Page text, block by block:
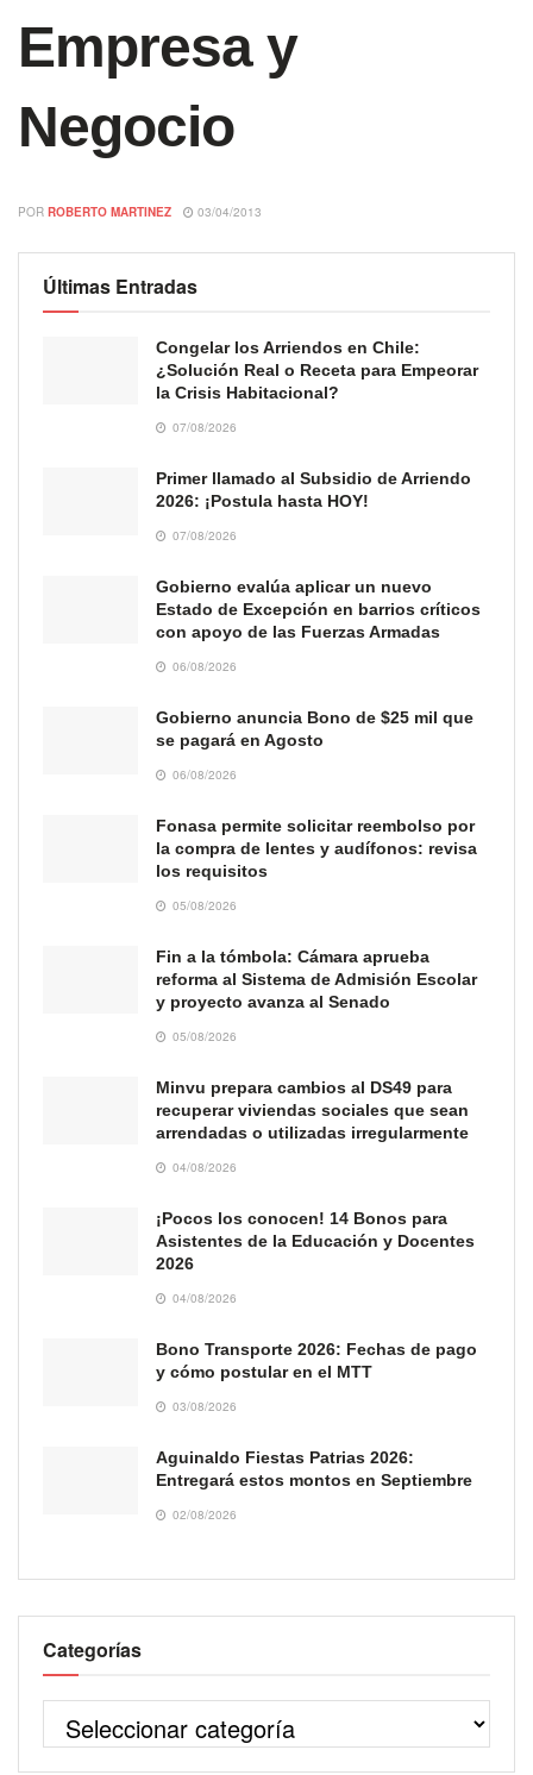
Empresa y
Negocio
POR ROBERTO MARTINEZ 03/04/2013
Últimas Entradas
Congelar los Arriendos en Chile:
¿Solución Real o Receta para Empeorar
la Crisis Habitacional?
07/08/2026
Primer llamado al Subsidio de Arriendo
2026: ¡Postula hasta HOY!
07/08/2026
Gobierno evalúa aplicar un nuevo
Estado de Excepción en barrios críticos
con apoyo de las Fuerzas Armadas
06/08/2026
Gobierno anuncia Bono de $25 mil que
se pagará en Agosto
06/08/2026
Fonasa permite solicitar reembolso por
la compra de lentes y audífonos: revisa
los requisitos
05/08/2026
Fin a la tómbola: Cámara aprueba
reforma al Sistema de Admisión Escolar
y proyecto avanza al Senado
05/08/2026
Minvu prepara cambios al DS49 para
recuperar viviendas sociales que sean
arrendadas o utilizadas irregularmente
04/08/2026
¡Pocos los conocen! 14 Bonos para
Asistentes de la Educación y Docentes
2026
04/08/2026
Bono Transporte 2026: Fechas de pago
y cómo postular en el MTT
03/08/2026
Aguinaldo Fiestas Patrias 2026:
Entregará estos montos en Septiembre
02/08/2026
Categorías